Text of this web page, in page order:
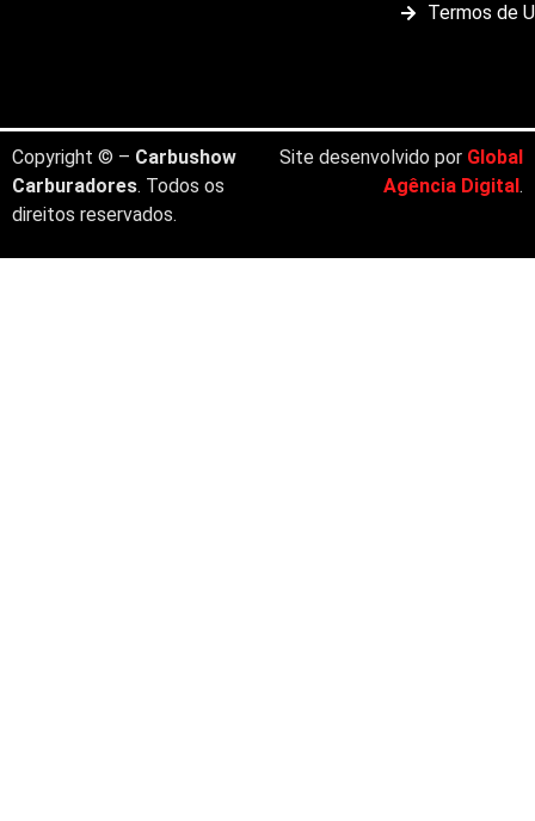
Termos de
Copyright © – Carbushow
Carburadores. Todos os
direitos reservados.
Site desenvolvido por Global
Agência Digital.